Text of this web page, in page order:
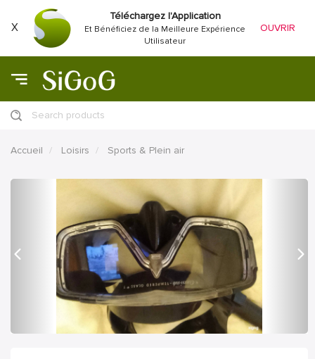
X
Téléchargez l'Application
Et Bénéficiez de la Meilleure Expérience
Utilisateur
OUVRIR
Search products
Accueil Loisirs Sports & Plein air
précédent